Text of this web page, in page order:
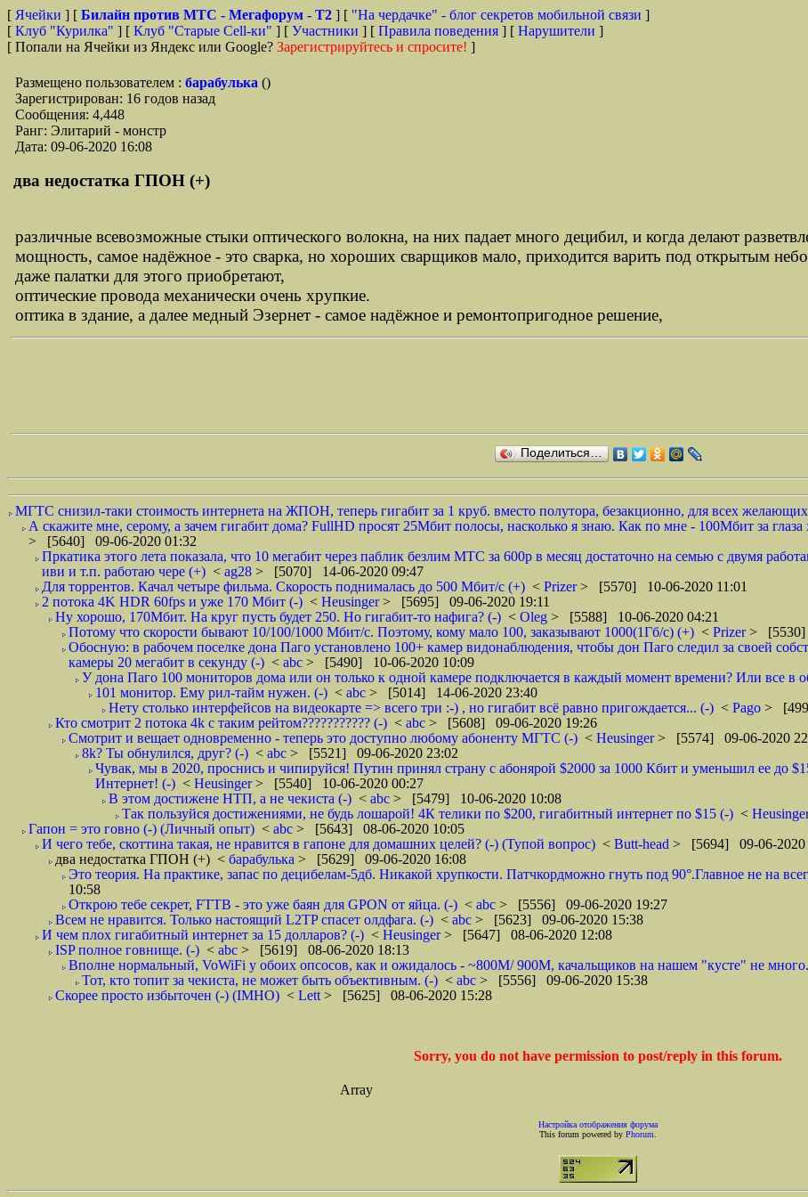
[ Ячейки ] [ Билайн против МТС - Мегафорум - T2 ] [ "На чердачке" - блог секретов мобильной связи ]
[ Клуб "Курилка" ] [ Клуб "Старые Сell-ки" ] [ Участники ] [ Правила поведения ] [ Нарушители ]
[ Попали на Ячейки из Яндекс или Google? Зарегистрируйтесь и спросите! ]
Размещено пользователем : барабулька ()
Зарегистрирован: 16 годов назад
Сообщения: 4,448
Ранг: Элитарий - монстр
Дата: 09-06-2020 16:08
два недостатка ГПОН (+)
различные всевозможные стыки оптического волокна, на них падает много децибил, и когда делают
мощность, самое надёжное - это сварка, но хороших сварщиков мало, приходится варить под открытым
даже палатки для этого приобретают,
оптические провода механически очень хрупкие.
оптика в здание, а далее медный Эзернет - самое надёжное и ремонтопригодное решение,
Поделиться…
МГТС снизил-таки стоимость интернета на ЖПОН, теперь гигабит за 1 круб. вместо полутора, безакционно, для всех
А скажите мне, серому, а зачем гигабит дома? FullHD просят 25Мбит полосы, насколько я знаю. Как по мне - 100Мбит за
> [5640] 09-06-2020 01:32
Пркатика этого лета показала, что 10 мегабит через паблик безлим МТС за 600р в месяц достаточно на семью с двумя
иви и т.п. работаю чере (+) < ag28 > [5070] 14-06-2020 09:47
Для торрентов. Качал четыре фильма. Скорость поднималась до 500 Мбит/с (+) < Prizer> [5570] 10-06-2020 11:01
2 потока 4K HDR 60fps и уже 170 Мбит (-) < Heusinger> [5695] 09-06-2020 19:11
Ну хорошо, 170Мбит. На круг пусть будет 250. Но гигабит-то нафига? (-) < Oleg > [5588] 10-06-2020 04:21
Потому что скорости бывают 10/100/1000 Мбит/с. Поэтому, кому мало 100, заказывают 1000(1Гб/с) (+) < Prizer> [5530]
Обосную: в рабочем поселке дона Паго установлено 100+ камер видонаблюдения, чтобы дон Паго следил за своей
камеры 20 мегабит в секунду (-) < abc > [5490] 10-06-2020 10:09
У дона Паго 100 мониторов дома или он только к одной камере подключается в каждый момент времени? Или все в
101 монитор. Ему рил-тайм нужен. (-) < abc > [5014] 14-06-2020 23:40
Нету столько интерфейсов на видеокарте => всего три :-) , но гигабит всё равно пригождается... (-) < Pago >
Кто смотрит 2 потока 4k с таким рейтом??????????? (-) < abc > [5608] 09-06-2020 19:26
Смотрит и вещает одновременно - теперь это доступно любому абоненту МГТС (-) < Heusinger> [5574] 09-06-2020
8k? Ты обнулился, друг? (-) < abc > [5521] 09-06-2020 23:02
Чувак, мы в 2020, проснись и чипируйся! Путин принял страну с абонярой $2000 за 1000 Кбит и уменьшил ее до
Интернет! (-) < Heusinger> [5540] 10-06-2020 00:27
В этом достижене НТП, а не чекиста (-) < abc > [5479] 10-06-2020 10:08
Так пользуйся достижениями, не будь лошарой! 4К телики по $200, гигабитный интернет по $15 (-) <
Гапон = это говно (-) (Личный опыт) < abc > [5643] 08-06-2020 10:05
И чего тебе, скоттина такая, не нравится в гапоне для домашних целей? (-) (Тупой вопрос) < Butt-head > [5694] 09-06-2020
два недостатка ГПОН (+) < барабулька > [5629] 09-06-2020 16:08
Это теория. На практике, запас по децибелам-5дб. Никакой хрупкости. Патчкордможно гнуть под 90°.Главное не на
10:58
Открою тебе секрет, FTTB - это уже баян для GPON от яйца. (-) < abc > [5556] 09-06-2020 19:27
Всем не нравится. Только настоящий L2TP спасет олдфага. (-) < abc > [5623] 09-06-2020 15:38
И чем плох гигабитный интернет за 15 долларов? (-) < Heusinger> [5647] 08-06-2020 12:08
ISP полное говнище. (-) < abc > [5619] 08-06-2020 18:13
Вполне нормальный, VoWiFi у обоих опсосов, как и ожидалось - ~800М/ 900М, качальщиков на нашем "кусте" не
Тот, кто топит за чекиста, не может быть объективным. (-) < abc > [5556] 09-06-2020 15:38
Скорее просто избыточен (-) (IMHO) < Lett > [5625] 08-06-2020 15:28
Sorry, you do not have permission to post/reply in this forum.
Array
Настройка отображения форума
This forum powered by Phorum